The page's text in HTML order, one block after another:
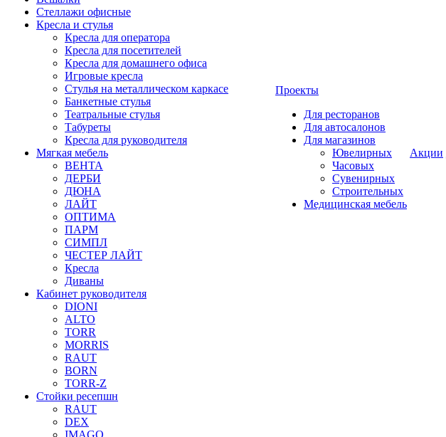
Стеллажи офисные
Кресла и стулья
Кресла для оператора
Кресла для посетителей
Кресла для домашнего офиса
Игровые кресла
Стулья на металлическом каркасе
Банкетные стулья
Театральные стулья
Табуреты
Кресла для руководителя
Мягкая мебель
ВЕНТА
ДЕРБИ
ДЮНА
ЛАЙТ
ОПТИМА
ПАРМ
СИМПЛ
ЧЕСТЕР ЛАЙТ
Кресла
Диваны
Кабинет руководителя
DIONI
ALTO
TORR
MORRIS
RAUT
BORN
TORR-Z
Стойки ресепшн
RAUT
DEX
IMAGO
Проекты
Для ресторанов
Для автосалонов
Для магазинов
Ювелирных
Часовых
Сувенирных
Строительных
Медицинская мебель
Акции